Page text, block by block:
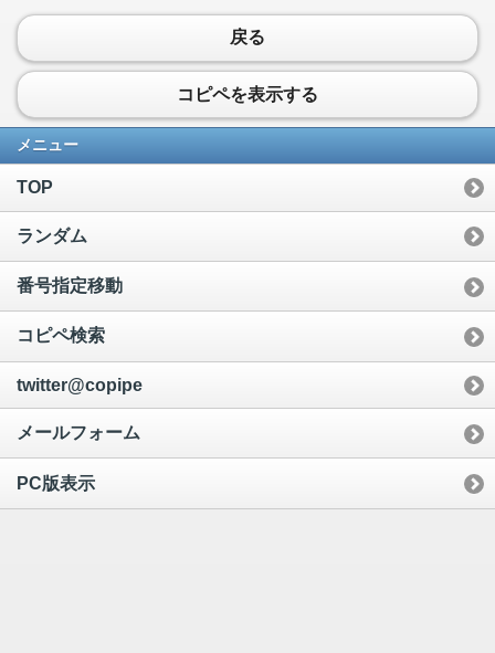
戻る
コピペを表示する
メニュー
TOP
ランダム
番号指定移動
コピペ検索
twitter@copipe
メールフォーム
PC版表示